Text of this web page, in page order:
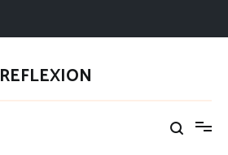
REFLEXION